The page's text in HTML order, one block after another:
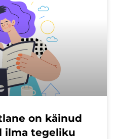
on käinud
ilma tegeliku